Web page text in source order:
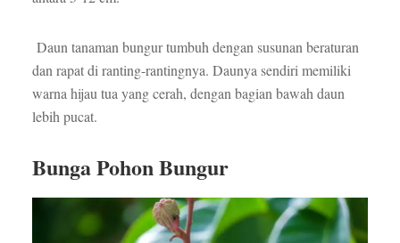
Daun tanaman bungur tumbuh dengan susunan beraturan
dan rapat di ranting-rantingnya. Daunya sendiri memiliki
warna hijau tua yang cerah, dengan bagian bawah daun
lebih pucat.
Bunga Pohon Bungur